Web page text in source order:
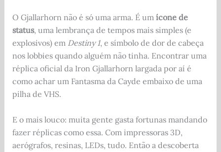
O Gjallarhorn não é só uma arma. É um ícone de
status, uma lembrança de tempos mais simples (e
explosivos) em Destiny 1, e símbolo de dor de cabeça
nos lobbies quando alguém não tinha. Encontrar uma
réplica oficial da Iron Gjallarhorn largada por aí é
como achar um Fantasma da Cayde embaixo de uma
pilha de VHS.
E o mais louco: muita gente gasta fortunas mandando
fazer réplicas como essa. Com impressoras 3D,
aerógrafos, resinas, LEDs, tudo. Então a descoberta